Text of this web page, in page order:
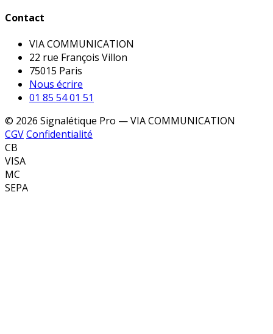
Contact
VIA COMMUNICATION
22 rue François Villon
75015 Paris
Nous écrire
01 85 54 01 51
© 2026 Signalétique Pro — VIA COMMUNICATION
CGVConfidentialité
CB
VISA
MC
SEPA